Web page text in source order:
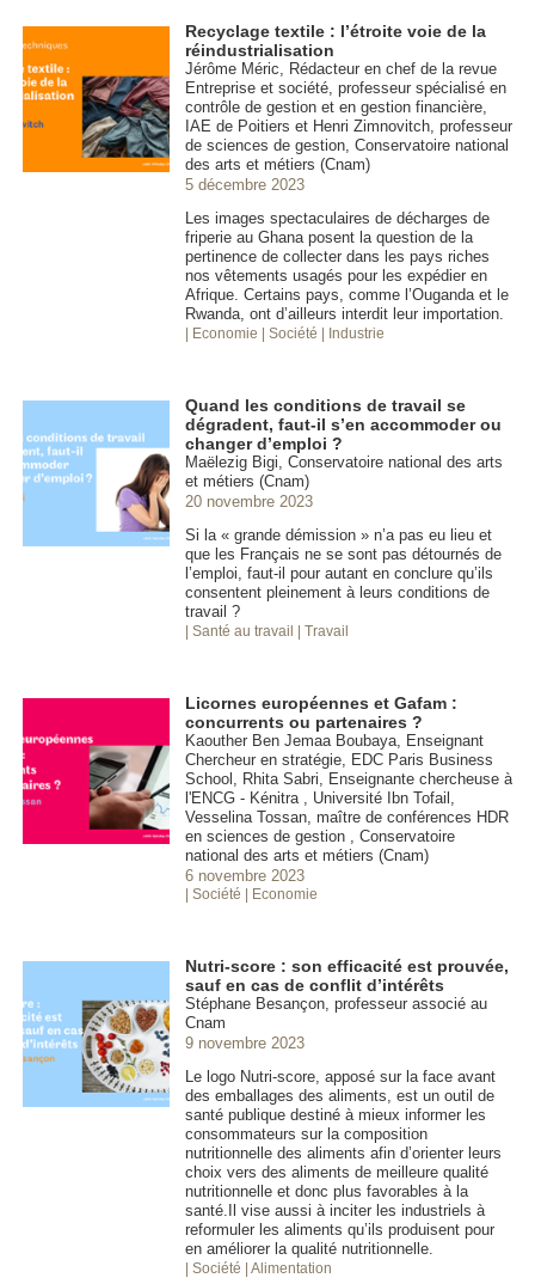
Recyclage textile : l’étroite voie de la
réindustrialisation
Jérôme Méric, Rédacteur en chef de la revue
Entreprise et société, professeur spécialisé en
contrôle de gestion et en gestion financière,
IAE de Poitiers et Henri Zimnovitch, professeur
de sciences de gestion, Conservatoire national
des arts et métiers (Cnam)
5 décembre 2023
Les images spectaculaires de décharges de
friperie au Ghana posent la question de la
pertinence de collecter dans les pays riches
nos vêtements usagés pour les expédier en
Afrique. Certains pays, comme l’Ouganda et le
Rwanda, ont d’ailleurs interdit leur importation.
| Economie | Société | Industrie
Quand les conditions de travail se
dégradent, faut-il s’en accommoder ou
changer d’emploi ?
Maëlezig Bigi, Conservatoire national des arts
et métiers (Cnam)
20 novembre 2023
Si la « grande démission » n’a pas eu lieu et
que les Français ne se sont pas détournés de
l’emploi, faut-il pour autant en conclure qu’ils
consentent pleinement à leurs conditions de
travail ?
| Santé au travail | Travail
Licornes européennes et Gafam :
concurrents ou partenaires ?
Kaouther Ben Jemaa Boubaya, Enseignant
Chercheur en stratégie, EDC Paris Business
School, Rhita Sabri, Enseignante chercheuse à
l'ENCG - Kénitra , Université Ibn Tofail,
Vesselina Tossan, maître de conférences HDR
en sciences de gestion , Conservatoire
national des arts et métiers (Cnam)
6 novembre 2023
| Société | Economie
Nutri-score : son efficacité est prouvée,
sauf en cas de conflit d’intérêts
Stéphane Besançon, professeur associé au
Cnam
9 novembre 2023
Le logo Nutri-score, apposé sur la face avant
des emballages des aliments, est un outil de
santé publique destiné à mieux informer les
consommateurs sur la composition
nutritionnelle des aliments afin d’orienter leurs
choix vers des aliments de meilleure qualité
nutritionnelle et donc plus favorables à la
santé.Il vise aussi à inciter les industriels à
reformuler les aliments qu’ils produisent pour
en améliorer la qualité nutritionnelle.
| Société | Alimentation